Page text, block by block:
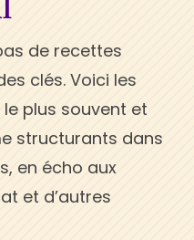
de recettes
clés. Voici les
plus souvent et
structurants dans
en écho aux
et d’autres